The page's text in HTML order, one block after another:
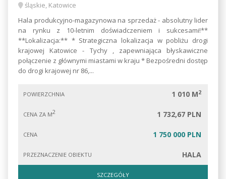
śląskie, Katowice
Hala produkcyjno-magazynowa na sprzedaż - absolutny lider
na rynku z 10-letnim doświadczeniem i sukcesami!**
**Lokalizacja:** * Strategiczna lokalizacja w pobliżu drogi
krajowej Katowice - Tychy , zapewniająca błyskawiczne
połączenie z głównymi miastami w kraju * Bezpośredni dostęp
do drogi krajowej nr 86,...
POWIERZCHNIA 1 010 M2
CENA ZA M2 1 732,67 PLN
CENA 1 750 000 PLN
PRZEZNACZENIE OBIEKTU HALA
SZCZEGÓŁY